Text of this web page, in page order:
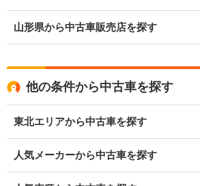
山形県から中古車販売店を探す
他の条件から中古車を探す
東北エリアから中古車を探す
人気メーカーから中古車を探す